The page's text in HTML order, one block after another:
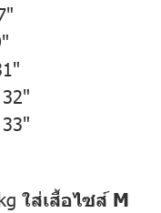
ใส่เสื้อไซส์ M